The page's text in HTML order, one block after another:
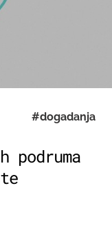
#dogadanja
podruma